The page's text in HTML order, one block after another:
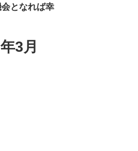
となれば幸
3月